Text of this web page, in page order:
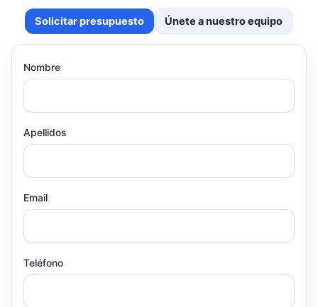
Solicitar presupuesto Únete a nuestro equipo
Nombre
Apellidos
Email
Teléfono